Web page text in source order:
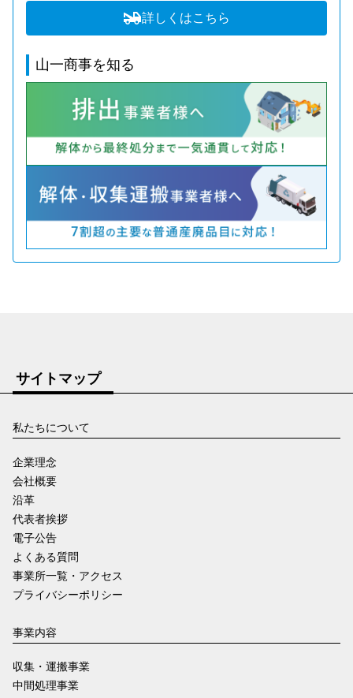
詳しくはこちら
山一商事を知る
サイトマップ
私たちについて
企業理念
会社概要
沿革
代表者挨拶
電子公告
よくある質問
事業所一覧・アクセス
プライバシーポリシー
事業内容
収集・運搬事業
中間処理事業